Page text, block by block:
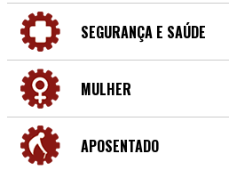
SEGURANÇA E SAÚDE
MULHER
APOSENTADO